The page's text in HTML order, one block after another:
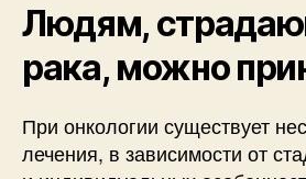
Людям,
рака, можно
При онкологии существует
лечения, в зависимости от